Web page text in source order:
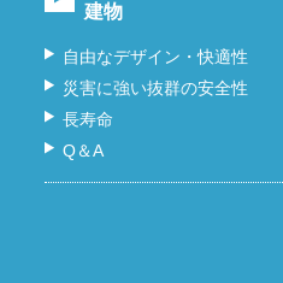
建物
自由なデザイン・快適性
災害に強い抜群の安全性
長寿命
Q＆A